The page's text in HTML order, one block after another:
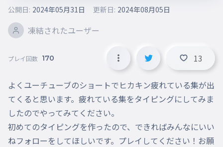
凍結されたユーザー
公開日: 2024年05月31日 更新日: 2024年08月05日
プレイ回数 170 13
よくユーチューブのショートでヒカキン疲れている集が出
てくると思います。疲れている集をタイピングにしてみま
したのでやってみてください。
初めてのタイピングを作ったので、できればみんなにいい
ねフォローをしてほしいです。プレイしてください！お願